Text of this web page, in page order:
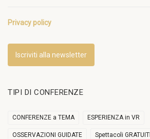
Privacy policy
Iscriviti alla newsletter
TIPI DI CONFERENZE
CONFERENZE a TEMA ESPERIENZA in VR
OSSERVAZIONI GUIDATE Spettacoli GRATUITI